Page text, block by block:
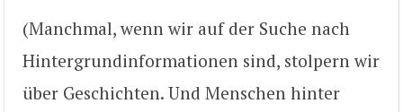
(Manchmal, wenn wir auf der Suche nach
Hintergrundinformationen sind, stolpern wir
über Geschichten. Und Menschen hinter